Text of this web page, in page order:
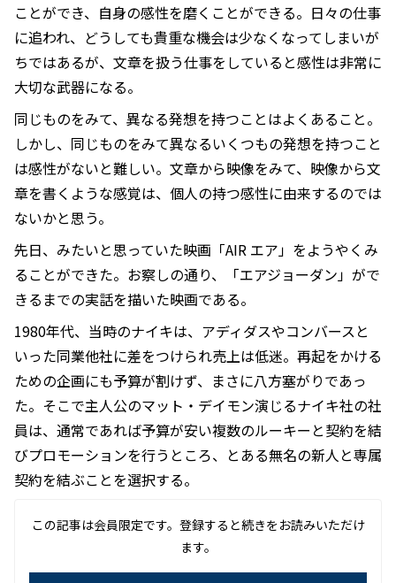
ことができ、自身の感性を磨くことができる。日々の仕事
に追われ、どうしても貴重な機会は少なくなってしまいが
ちではあるが、文章を扱う仕事をしていると感性は非常に
大切な武器になる。
同じものをみて、異なる発想を持つことはよくあること。
しかし、同じものをみて異なるいくつもの発想を持つこと
は感性がないと難しい。文章から映像をみて、映像から文
章を書くような感覚は、個人の持つ感性に由来するのでは
ないかと思う。
先日、みたいと思っていた映画「AIR エア」をようやくみ
ることができた。お察しの通り、「エアジョーダン」がで
きるまでの実話を描いた映画である。
1980年代、当時のナイキは、アディダスやコンバースと
いった同業他社に差をつけられ売上は低迷。再起をかける
ための企画にも予算が割けず、まさに八方塞がりであっ
た。そこで主人公のマット・デイモン演じるナイキ社の社
員は、通常であれば予算が安い複数のルーキーと契約を結
びプロモーションを行うところ、とある無名の新人と専属
契約を結ぶことを選択する。
この記事は会員限定です。登録すると続きをお読みいただけ
ます。